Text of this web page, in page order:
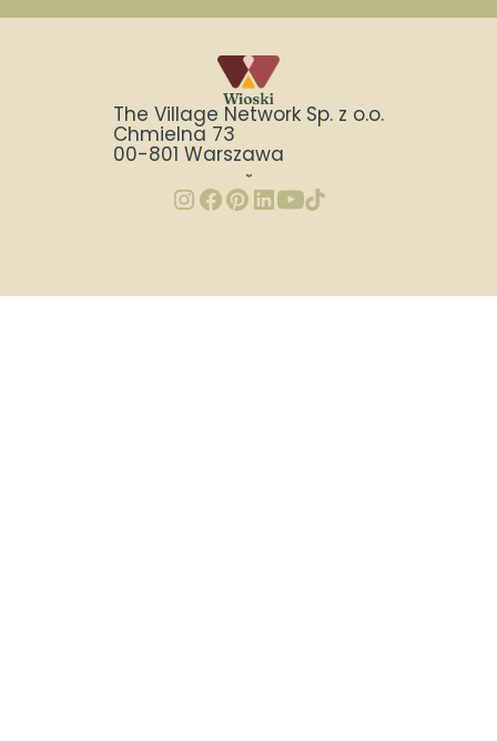
The Village Network Sp. z o.o.
Chmielna 73
00-801 Warszawa